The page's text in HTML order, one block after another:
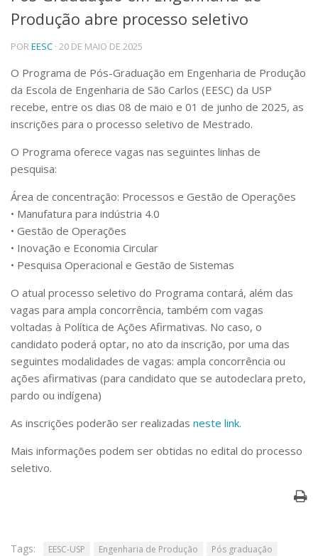
Telefones e Mapas
Pessoas
Ensino
Graduação
Pós-Graduação
Educação a distância
Cursos de Extensão
Linhas de Pesquisa
Centros, Núcleos e Projetos em Rede
Iniciação Científica
Transferência de Tecnologia
Empresas Juniores
Extensão à Comunidade
Projetos, Programas e Cursos
Artes, Cultura e Esportes
Museus e Espaços Interativos
Serviços
Bibliotecas
Apoio ao Estudante
Segurança, Trânsito e Prevenção
RH, Administrativo e Financeiro
Outros serviços
Comunicação
Assessorias e Mídias
Aplicativos e Sites
Produção abre processo seletivo
POREESC · 20 DE MAIO DE 2025
O Programa de Pós-Graduação em Engenharia de Produção
da Escola de Engenharia de São Carlos (EESC) da USP
recebe, entre os dias 08 de maio e 01 de junho de 2025, as
inscrições para o processo seletivo de Mestrado.
O Programa oferece vagas nas seguintes linhas de
pesquisa:
Área de concentração: Processos e Gestão de Operações
• Manufatura para indústria 4.0
• Gestão de Operações
• Inovação e Economia Circular
• Pesquisa Operacional e Gestão de Sistemas
O atual processo seletivo do Programa contará, além das
vagas para ampla concorrência, também com vagas
voltadas à Política de Ações Afirmativas. No caso, o
candidato poderá optar, no ato da inscrição, por uma das
seguintes modalidades de vagas: ampla concorrência ou
ações afirmativas (para candidato que se autodeclara preto,
pardo ou indígena)
As inscrições poderão ser realizadas neste link.
Mais informações podem ser obtidas no edital do processo
seletivo.
Tags: EESC-USP Engenharia de Produção
Pós graduação